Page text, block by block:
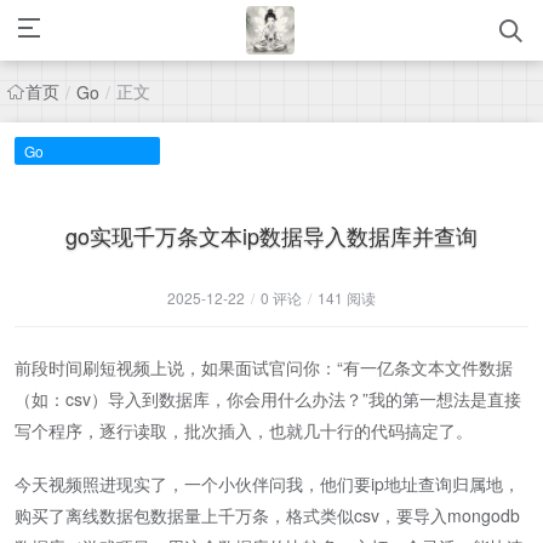
首页 / Go / 正文
Go
go实现千万条文本ip数据导入数据库并查询
2025-12-22 / 0 评论 / 141 阅读
前段时间刷短视频上说，如果面试官问你：“有一亿条文本文件数据
（如：csv）导入到数据库，你会用什么办法？”我的第一想法是直接
写个程序，逐行读取，批次插入，也就几十行的代码搞定了。
今天视频照进现实了，一个小伙伴问我，他们要ip地址查询归属地，
购买了离线数据包数据量上千万条，格式类似csv，要导入mongodb